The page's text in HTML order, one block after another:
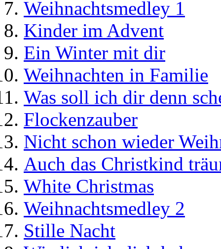
Weihnachtsmedley 1
Kinder im Advent
Ein Winter mit dir
Weihnachten in Familie
Was soll ich dir denn
Flockenzauber
Nicht schon wieder
Auch das Christkind
White Christmas
Weihnachtsmedley 2
Stille Nacht